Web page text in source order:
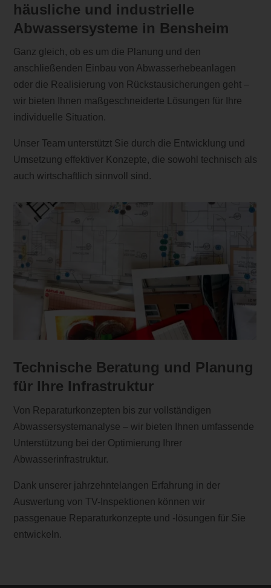
häusliche und industrielle
Abwassersysteme in Bensheim
Ganz gleich, ob es um die Planung und den
anschließenden Einbau von Abwasserhebeanlagen
oder die Realisierung von Rückstausicherungen geht –
wir bieten Ihnen maßgeschneiderte Lösungen für Ihre
individuelle Situation.
Unser Team unterstützt Sie durch die Entwicklung und
Umsetzung effektiver Konzepte, die sowohl technisch als
auch wirtschaftlich sinnvoll sind.
Technische Beratung und Planung
für Ihre Infrastruktur
Von Reparaturkonzepten bis zur vollständigen
Abwassersystemanalyse – wir bieten Ihnen umfassende
Unterstützung bei der Optimierung Ihrer
Abwasserinfrastruktur.
Dank unserer jahrzehntelangen Erfahrung in der
Auswertung von TV-Inspektionen können wir
passgenaue Reparaturkonzepte und -lösungen für Sie
entwickeln.